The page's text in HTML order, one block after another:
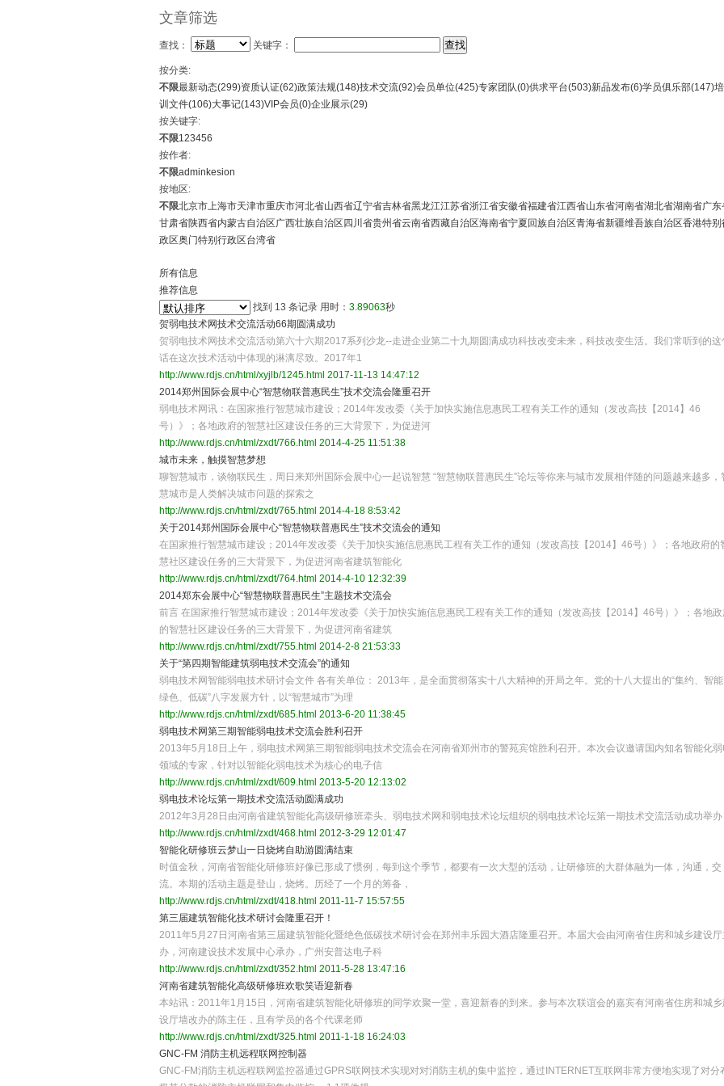
文章筛选
查找： 关键字：
按分类:
不限最新动态(299)资质认证(62)政策法规(148)技术交流(92)会员单位(425)专家团队(0)供求平台(503)新品发布(6)学员俱乐部(147)培
训文件(106)大事记(143)VIP会员(0)企业展示(29)
按关键字:
不限123456
按作者:
不限admin kesion
按地区:
不限北京市上海市天津市重庆市河北省山西省辽宁省吉林省黑龙江江苏省浙江省安徽省福建省江西省山东省河南省湖北省湖南省广东
甘肃省陕西省内蒙古自治区广西壮族自治区 四川省贵州省云南省西藏自治区海南省宁夏回族自治区青海省新疆维吾族自治区香港特别
政区奥门特别行政区台湾省
所有信息
推荐信息
找到 13 条记录 用时： 3.89063秒
贺弱电技术网技术交流活动66期圆满成功
贺弱电技术网技术交流活动第六十六期2017系列沙龙--走进企业第二十九期圆满成功科技改变未来，科技改变生活。我们常听到的这
话在这次技术活动中体现的淋漓尽致。2017年1
http://www.rdjs.cn/html/xyjlb/1245.html 2017-11-13 14:47:12
2014郑州国际会展中心“智慧物联普惠民生”技术交流会隆重召开
弱电技术网讯：在国家推行智慧城市建设；2014年发改委《关于加快实施信息惠民工程有关工作的通知（发改高技【2014】46
号）》；各地政府的智慧社区建设任务的三大背景下，为促进河
http://www.rdjs.cn/html/zxdt/766.html 2014-4-25 11:51:38
城市未来，触摸智慧梦想
聊智慧城市，谈物联民生，周日来郑州国际会展中心一起说智慧 “智慧物联普惠民生”论坛等你来与城市发展相伴随的问题越来越多，
慧城市是人类解决城市问题的探索之
http://www.rdjs.cn/html/zxdt/765.html 2014-4-18 8:53:42
关于2014郑州国际会展中心“智慧物联普惠民生”技术交流会的通知
在国家推行智慧城市建设；2014年发改委《关于加快实施信息惠民工程有关工作的通知（发改高技【2014】46号）》；各地政府的
慧社区建设任务的三大背景下，为促进河南省建筑智能化
http://www.rdjs.cn/html/zxdt/764.html 2014-4-10 12:32:39
2014郑东会展中心“智慧物联普惠民生”主题技术交流会
前言 在国家推行智慧城市建设；2014年发改委《关于加快实施信息惠民工程有关工作的通知（发改高技【2014】46号）》；各地
的智慧社区建设任务的三大背景下，为促进河南省建筑
http://www.rdjs.cn/html/zxdt/755.html 2014-2-8 21:53:33
关于“第四期智能建筑弱电技术交流会”的通知
弱电技术网智能弱电技术研讨会文件 各有关单位： 2013年，是全面贯彻落实十八大精神的开局之年。党的十八大提出的“集约、智能
绿色、低碳”八字发展方针，以“智慧城市”为理
http://www.rdjs.cn/html/zxdt/685.html 2013-6-20 11:38:45
弱电技术网第三期智能弱电技术交流会胜利召开
2013年5月18日上午，弱电技术网第三期智能弱电技术交流会在河南省郑州市的警苑宾馆胜利召开。本次会议邀请国内知名智能化
领域的专家，针对以智能化弱电技术为核心的电子信
http://www.rdjs.cn/html/zxdt/609.html 2013-5-20 12:13:02
弱电技术论坛第一期技术交流活动圆满成功
2012年3月28日由河南省建筑智能化高级研修班牵头、弱电技术网和弱电技术论坛组织的弱电技术论坛第一期技术交流活动成功举办
http://www.rdjs.cn/html/zxdt/468.html 2012-3-29 12:01:47
智能化研修班云梦山一日烧烤自助游圆满结束
时值金秋，河南省智能化研修班好像已形成了惯例，每到这个季节，都要有一次大型的活动，让研修班的大群体融为一体，沟通，交
流。本期的活动主题是登山，烧烤。历经了一个月的筹备，
http://www.rdjs.cn/html/zxdt/418.html 2011-11-7 15:57:55
第三届建筑智能化技术研讨会隆重召开！
2011年5月27日河南省第三届建筑智能化暨绝色低碳技术研讨会在郑州丰乐园大酒店隆重召开。本届大会由河南省住房和城乡建设厅
办，河南建设技术发展中心承办，广州安普达电子科
http://www.rdjs.cn/html/zxdt/352.html 2011-5-28 13:47:16
河南省建筑智能化高级研修班欢歌笑语迎新春
本站讯：2011年1月15日，河南省建筑智能化研修班的同学欢聚一堂，喜迎新春的到来。参与本次联谊会的嘉宾有河南省住房和城乡
设厅墙改办的陈主任，且有学员的各个代课老师
http://www.rdjs.cn/html/zxdt/325.html 2011-1-18 16:24:03
GNC-FM 消防主机远程联网控制器
GNC-FM消防主机远程联网监控器通过GPRS联网技术实现对对消防主机的集中监控，通过INTERNET互联网非常方便地实现了对分